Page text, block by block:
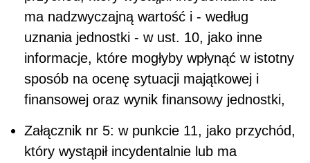
ma nadzwyczajną wartość i - według
uznania jednostki - w ust. 10, jako inne
informacje, które mogłyby wpłynąć w istotny
sposób na ocenę sytuacji majątkowej i
finansowej oraz wynik finansowy jednostki,
Załącznik nr 5: w punkcie 11, jako przychód,
który wystąpił incydentalnie lub ma